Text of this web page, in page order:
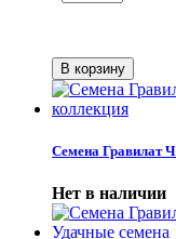
Семена Гравилат
Нет в наличии